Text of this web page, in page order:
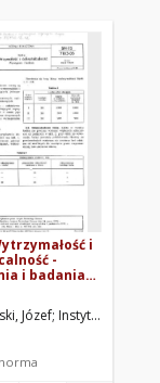
Oprac.
i
-
i badania
Józef Instytut